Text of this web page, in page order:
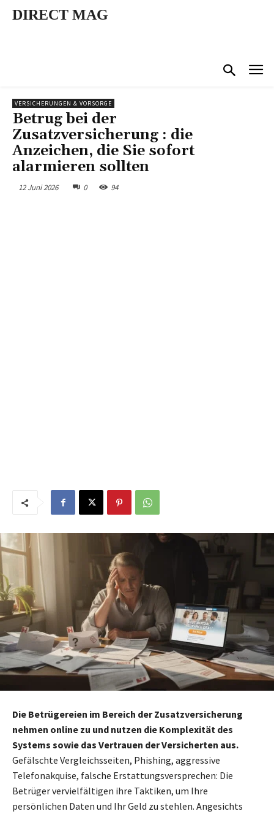
DIRECT MAG
VERSICHERUNGEN & VORSORGE
Betrug bei der
Zusatzversicherung : die
Anzeichen, die Sie sofort
alarmieren sollten
12 Juni 2026 0 94
Die Betrügereien im Bereich der Zusatzversicherung
nehmen online zu und nutzen die Komplexität des
Systems sowie das Vertrauen der Versicherten aus.
Gefälschte Vergleichsseiten, Phishing, aggressive
Telefonakquise, falsche Erstattungsversprechen: Die
Betrüger vervielfältigen ihre Taktiken, um Ihre
persönlichen Daten und Ihr Geld zu stehlen. Angesichts